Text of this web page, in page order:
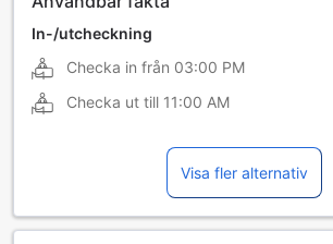
In-/utcheckning
Checka in från 03:00 PM
Checka ut till 11:00 AM
Visa fler alternativ